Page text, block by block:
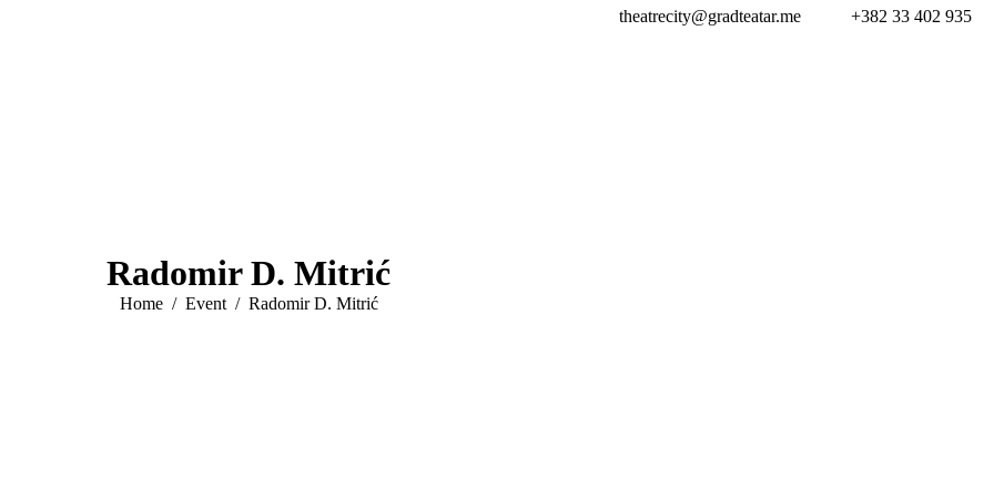
theatrecity@gradteatar.me
+382 33 402 935
Radomir D. Mitrić
You are here:
Home Event Radomir D. Mitrić